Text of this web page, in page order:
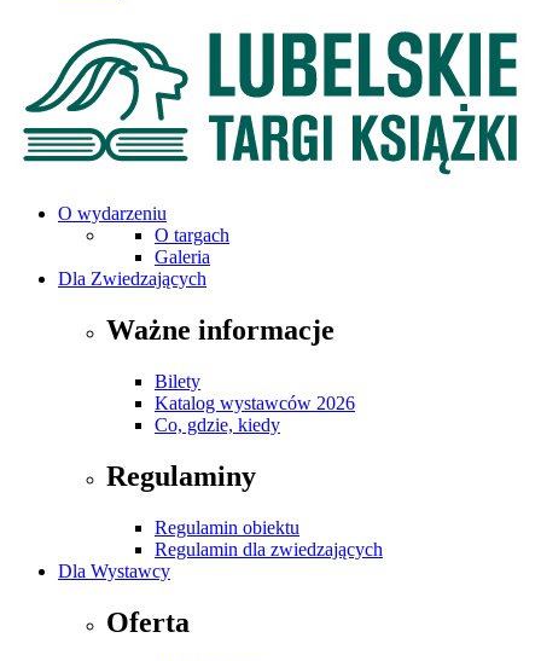
O wydarzeniu
O targach
Galeria
Dla Zwiedzających
Ważne informacje
Bilety
Katalog wystawców 2026
Co, gdzie, kiedy
Regulaminy
Regulamin obiektu
Regulamin dla zwiedzających
Dla Wystawcy
Oferta